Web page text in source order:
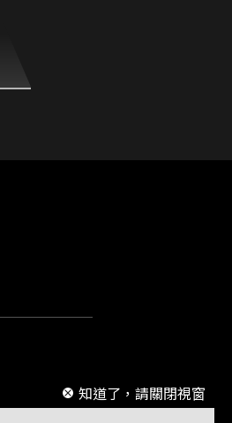
知道了，請關閉視窗